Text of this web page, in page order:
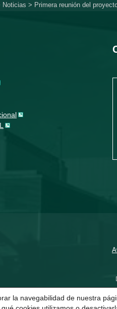
Noticias > Primera reunión del
la navegabilidad de nuestra